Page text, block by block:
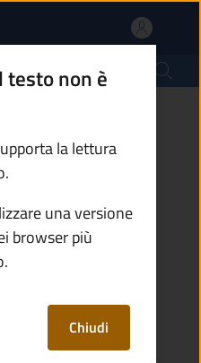
divorzio
scheda).
divorzio
rivolgendoti
testo non è
la lettura
una versione
browser più
Chiudi